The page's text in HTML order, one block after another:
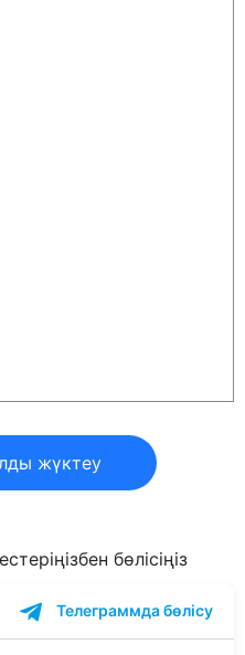
жүктеу
бөлісіңіз
Телеграммда бөлісу